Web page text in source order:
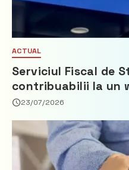
ACTUAL
Serviciul Fiscal de
contribuabilii la un
privind calculul
23/07/2026